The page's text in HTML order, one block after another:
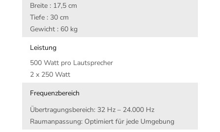
Breite : 17,5 cm
Tiefe : 30 cm
Gewicht : 60 kg
Leistung
500 Watt pro Lautsprecher
2 x 250 Watt
Frequenzbereich
Übertragungsbereich: 32 Hz – 24.000 Hz
Raumanpassung: Optimiert für jede Umgebung